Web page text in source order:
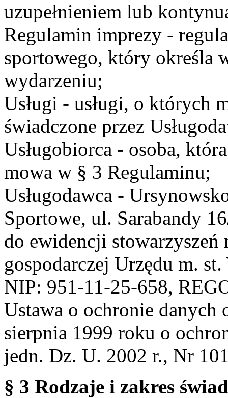
uzupełnieniem lub
Regulamin imprezy -
sportowego, który określa
wydarzeniu;
Usługi - usługi, o których
świadczone przez
Usługobiorca - osoba,
mowa w § 3 Regulaminu;
Usługodawca -
Sportowe, ul. Sarabandy
do ewidencji stowarzyszeń
gospodarczej Urzędu m.
NIP: 951-11-25-658,
Ustawa o ochronie danych
sierpnia 1999 roku o
jedn. Dz. U. 2002 r., Nr
§ 3 Rodzaje i zakres